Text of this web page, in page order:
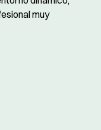
muy